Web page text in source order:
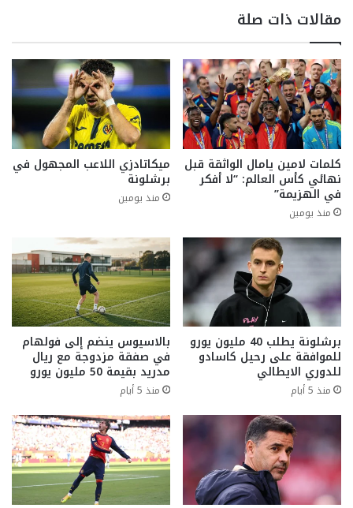
مقالات ذات صلة
كلمات لامين يامال الواثقة قبل
نهائي كأس العالم: “لا أفكر
في الهزيمة”
منذ يومين
ميكاتادزي اللاعب المجهول في
برشلونة
منذ يومين
برشلونة يطلب 40 مليون يورو
للموافقة على رحيل كاسادو
للدوري الايطالي
منذ 5 أيام
بالاسيوس ينضم إلى فولهام
في صفقة مزدوجة مع ريال
مدريد بقيمة 50 مليون يورو
منذ 5 أيام